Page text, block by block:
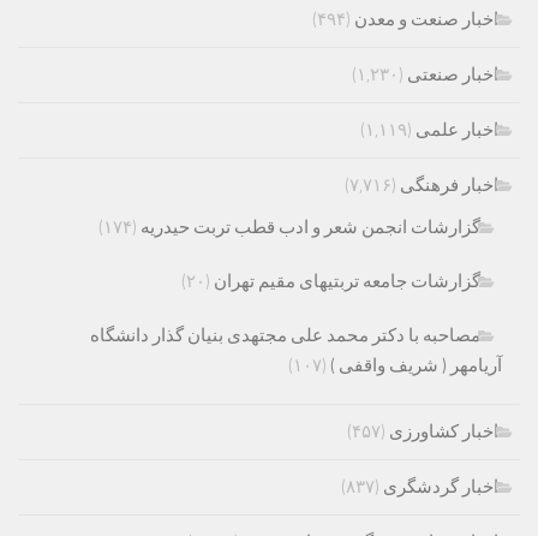
اخبار صنعت و معدن (۴۹۴)
اخبار صنعتی (۱,۲۳۰)
اخبار علمی (۱,۱۱۹)
اخبار فرهنگی (۷,۷۱۶)
گزارشات انجمن شعر و ادب قطب تربت حیدریه (۱۷۴)
گزارشات جامعه تربتیهای مقیم تهران (۲۰)
مصاحبه با دکتر محمد علی مجتهدی بنیان گذار دانشگاه
آریامهر ( شریف واقفی ) (۱۰۷)
اخبار کشاورزی (۴۵۷)
اخبار گردشگری (۸۳۷)